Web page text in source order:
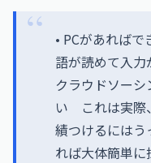
• PCがあれば
語が読めて入力
クラウドソー
い これは実際
績つけるにはう
れば大体簡単